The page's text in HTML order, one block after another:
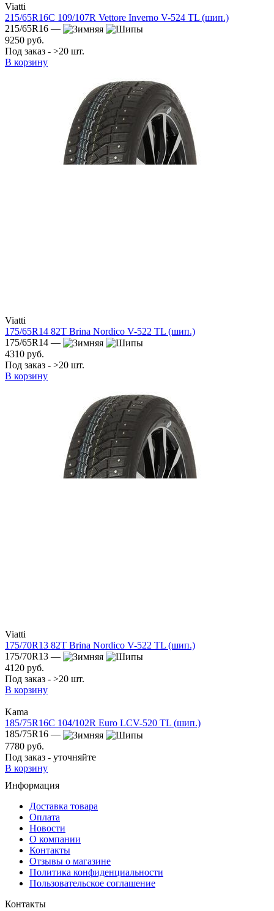
Viatti
215/65R16C 109/107R Vettore Inverno V-524 TL (шип.)
215/65R16 —
9250 руб.
Под заказ - >20 шт.
В корзину
Viatti
175/65R14 82T Brina Nordico V-522 TL (шип.)
175/65R14 —
4310 руб.
Под заказ - >20 шт.
В корзину
Viatti
175/70R13 82T Brina Nordico V-522 TL (шип.)
175/70R13 —
4120 руб.
Под заказ - >20 шт.
В корзину
Kama
185/75R16C 104/102R Euro LCV-520 TL (шип.)
185/75R16 —
7780 руб.
Под заказ - уточняйте
В корзину
Информация
Доставка товара
Оплата
Новости
О компании
Контакты
Отзывы о магазине
Политика конфиденциальности
Пользовательское соглашение
Контакты